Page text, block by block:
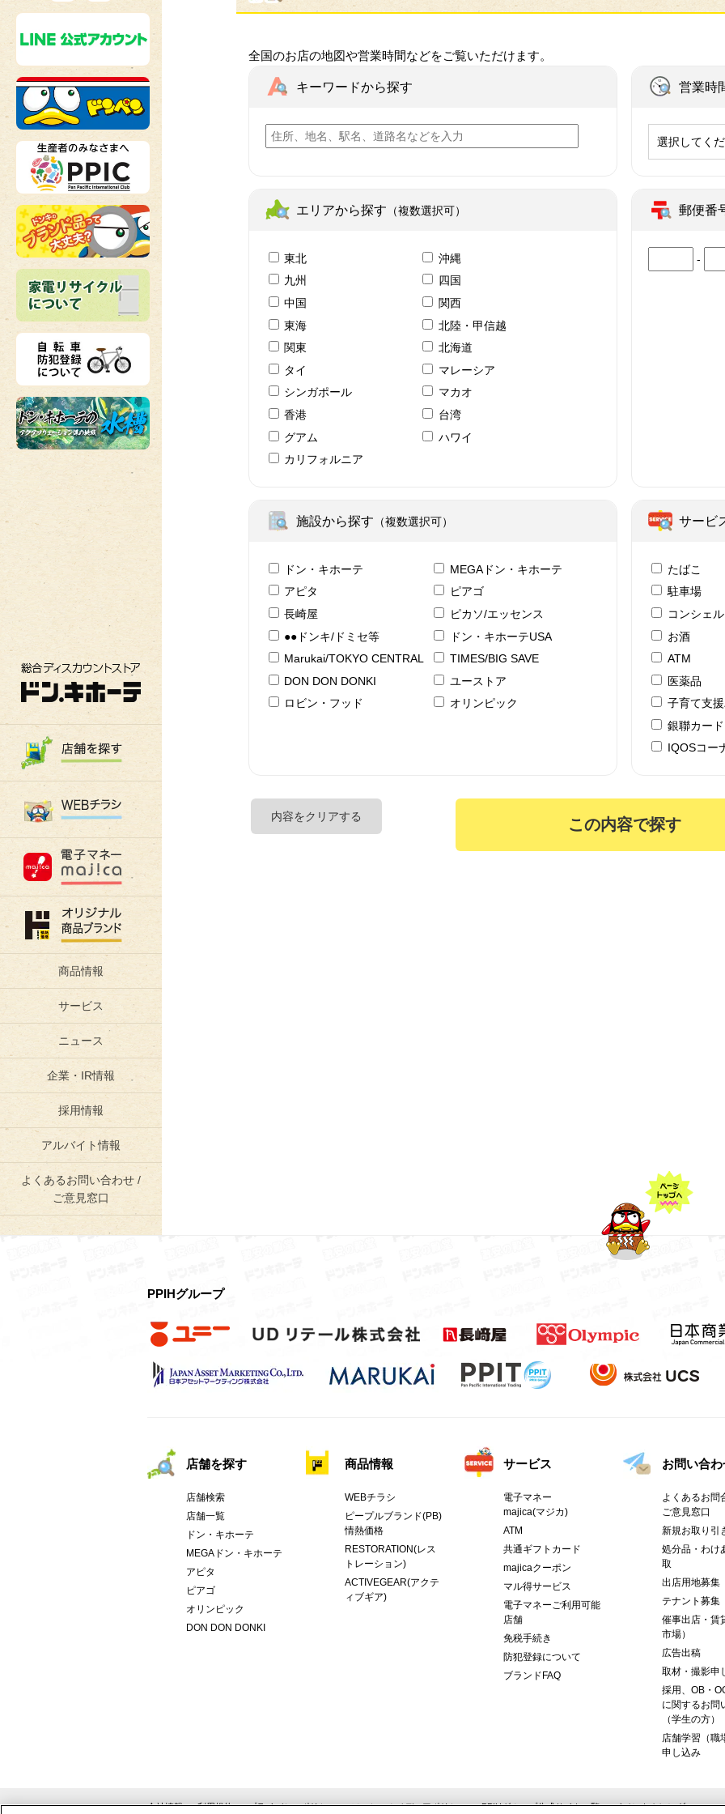
総合ディスカウントストア ドン・キホーテ
商品情報
サービス
ニュース
企業・IR情報
採用情報
アルバイト情報
よくあるお問い合わせ /
ご意見窓口
全国のお店の地図や営業時間などをご覧いただけます。
キーワードから探す 営業時
選択してく
エリアから探す （複数選択可）
東北
沖縄
九州
四国
中国
関西
東海
北陸・甲信越
関東
北海道
タイ
マレーシア
シンガポール
マカオ
香港
台湾
グアム
ハワイ
カリフォルニア
郵便番
-
施設から探す （複数選択可）
ドン・キホーテ
MEGAドン・キホーテ
アピタ
ピアゴ
長崎屋
ピカソ/エッセンス
●●ドンキ/ドミセ等
ドン・キホーテUSA
Marukai/TOKYO CENTRAL
TIMES/BIG SAVE
DON DON DONKI
ユーストア
ロビン・フッド
オリンピック
サービ
たばこ
駐車場
コンシェ
お酒
ATM
医薬品
子育て支
銀聯カード
IQOSコー
PPIHグループ
店舗を探す
店舗検索
店舗一覧
ドン・キホーテ
MEGAドン・キホーテ
アピタ
ピアゴ
オリンピック
DON DON DONKI
商品情報
WEBチラシ
ピープルブランド(PB)
情熱価格
RESTORATION(レス
トレーション)
ACTIVEGEAR(アクテ
ィブギア)
サービス
電子マネー
majica(マジカ)
ATM
共通ギフトカード
majicaクーポン
マル得サービス
電子マネーご利用可能
店舗
免税手続き
防犯登録について
ブランドFAQ
お問い合わ
よくあるお問
ご意見窓口
新規お取り引
処分品・わけ
取
出店用地募集
テナント募集
催事出店・賃
市場）
広告出稿
取材・撮影申
採用、OB・
に関するお問
（学生の方）
店舗学習（職
申し込み
会社情報 利用規約 プライバシーポリシー ソーシャルメディアポリシー PPIHグループ公式サイト一覧 イベントカレンダー